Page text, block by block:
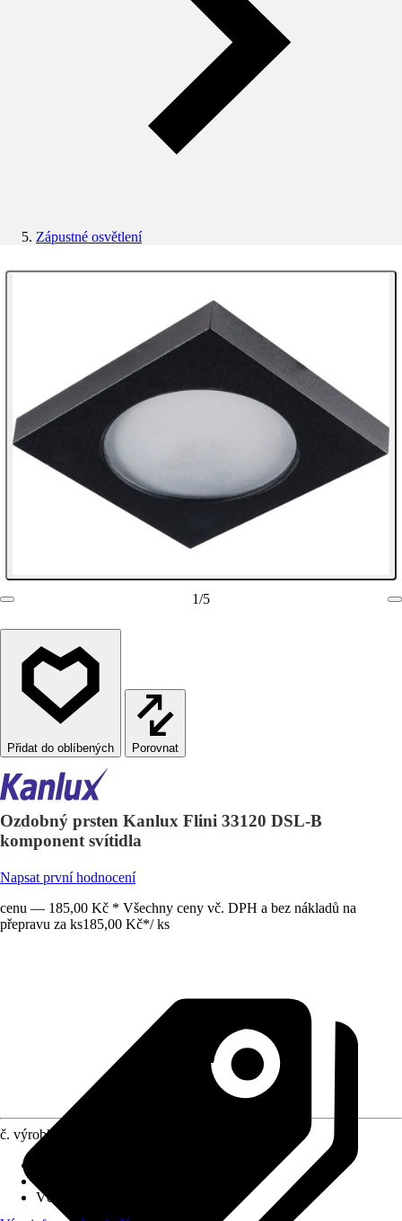
Zápustné osvětlení
1/5
Porovnat
Ozdobný prsten Kanlux Flini 33120 DSL-B
komponent svítidla
Napsat první hodnocení
cenu — 185,00 Kč * Všechny ceny vč. DPH a bez nákladů na
přepravu za ks185,00 Kč*/ ks
č. výrobku
Včetně světelného zdroje